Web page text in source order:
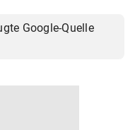
Google-Quelle